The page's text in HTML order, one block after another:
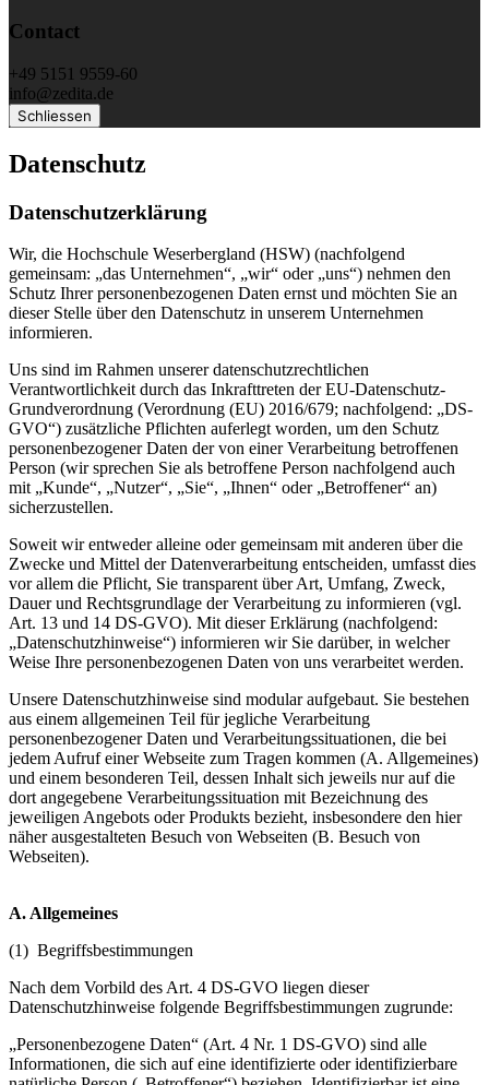
Contact
+49 5151 9559-60
info@zedita.de
Schliessen
Datenschutz
Datenschutzerklärung
Wir, die Hochschule Weserbergland (HSW) (nachfolgend
gemeinsam: „das Unternehmen“, „wir“ oder „uns“) nehmen den
Schutz Ihrer personenbezogenen Daten ernst und möchten Sie an
dieser Stelle über den Datenschutz in unserem Unternehmen
informieren.
Uns sind im Rahmen unserer datenschutzrechtlichen
Verantwortlichkeit durch das Inkrafttreten der EU-Datenschutz-
Grundverordnung (Verordnung (EU) 2016/679; nachfolgend: „DS-
GVO“) zusätzliche Pflichten auferlegt worden, um den Schutz
personenbezogener Daten der von einer Verarbeitung betroffenen
Person (wir sprechen Sie als betroffene Person nachfolgend auch
mit „Kunde“, „Nutzer“, „Sie“, „Ihnen“ oder „Betroffener“ an)
sicherzustellen.
Soweit wir entweder alleine oder gemeinsam mit anderen über die
Zwecke und Mittel der Datenverarbeitung entscheiden, umfasst dies
vor allem die Pflicht, Sie transparent über Art, Umfang, Zweck,
Dauer und Rechtsgrundlage der Verarbeitung zu informieren (vgl.
Art. 13 und 14 DS-GVO). Mit dieser Erklärung (nachfolgend:
„Datenschutzhinweise“) informieren wir Sie darüber, in welcher
Weise Ihre personenbezogenen Daten von uns verarbeitet werden.
Unsere Datenschutzhinweise sind modular aufgebaut. Sie bestehen
aus einem allgemeinen Teil für jegliche Verarbeitung
personenbezogener Daten und Verarbeitungssituationen, die bei
jedem Aufruf einer Webseite zum Tragen kommen (A. Allgemeines)
und einem besonderen Teil, dessen Inhalt sich jeweils nur auf die
dort angegebene Verarbeitungssituation mit Bezeichnung des
jeweiligen Angebots oder Produkts bezieht, insbesondere den hier
näher ausgestalteten Besuch von Webseiten (B. Besuch von
Webseiten).
A. Allgemeines
(1) Begriffsbestimmungen
Nach dem Vorbild des Art. 4 DS-GVO liegen dieser
Datenschutzhinweise folgende Begriffsbestimmungen zugrunde:
„Personenbezogene Daten“ (Art. 4 Nr. 1 DS-GVO) sind alle
Informationen, die sich auf eine identifizierte oder identifizierbare